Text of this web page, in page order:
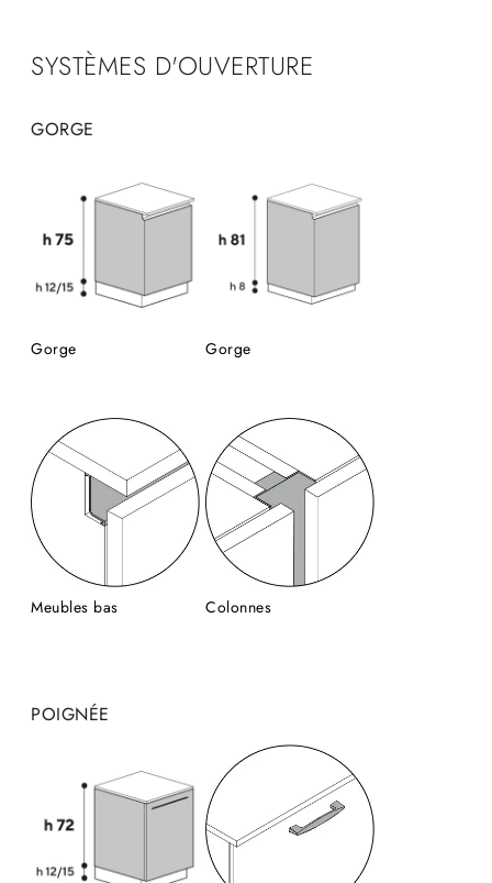
SYSTÈMES D'OUVERTURE
GORGE
Gorge Gorge
Meubles bas Colonnes
POIGNÉE